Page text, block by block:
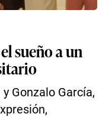
sueño a un
Gonzalo García,